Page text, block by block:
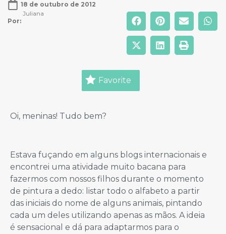
18 de outubro de 2012
Por:
Juliana
Favorite
Oi, meninas! Tudo bem?
Estava fuçando em alguns blogs internacionais e
encontrei uma atividade muito bacana para
fazermos com nossos filhos durante o momento
de pintura a dedo: listar todo o alfabeto a partir
das iniciais do nome de alguns animais, pintando
cada um deles utilizando apenas as mãos. A ideia
é sensacional e dá para adaptarmos para o